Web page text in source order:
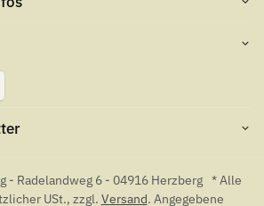
- Radelandweg 6 - 04916 Herzberg * Alle
USt., zzgl. Versand. Angegebene